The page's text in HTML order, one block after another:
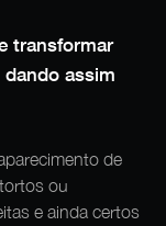
transformar
assim
de
ou
e ainda certos